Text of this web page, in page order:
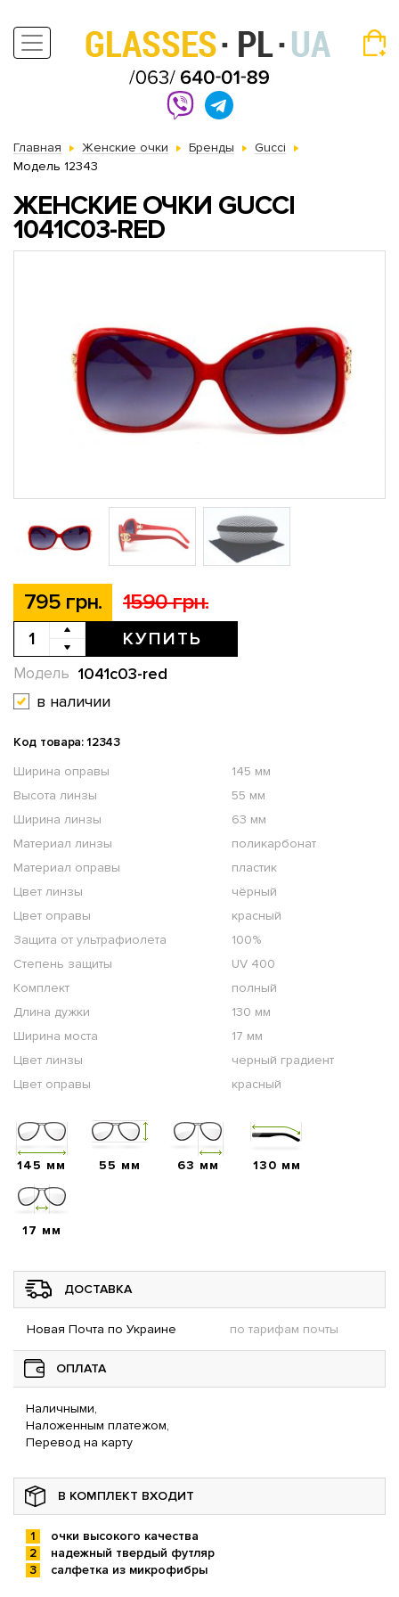
Главная Женские очки Бренды
Gucci
Модель 12343
ЖЕНСКИЕ ОЧКИ GUCCI
1041C03-RED
795 грн. 1590 грн.
КУПИТЬ
1041c03-red
Модель
в наличии
Код товара: 12343
Ширина оправы
145 мм
Высота линзы
55 мм
Ширина линзы
63 мм
Материал линзы
поликарбонат
Материал оправы
пластик
Цвет линзы
чёрный
Цвет оправы
красный
Защита от ультрафиолета
100%
Степень защиты
UV 400
Комплект
полный
Длина дужки
130 мм
Ширина моста
17 мм
Цвет линзы
черный градиент
Цвет оправы
красный
145 мм 55 мм 63 мм 130 мм
17 мм
ДОСТАВКА
Новая Почта по Украине по тарифам почты
ОПЛАТА
Наличными,
Наложенным платежом,
Перевод на карту
В КОМПЛЕКТ ВХОДИТ
очки высокого качества
надежный твердый футляр
салфетка из микрофибры